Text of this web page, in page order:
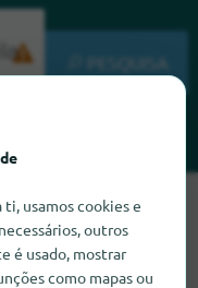
PESQUISA
encontrar Uísque
encontrar Uísque
se nos informasse.
usamos cookies e
outros
é usado, mostrar
como mapas ou